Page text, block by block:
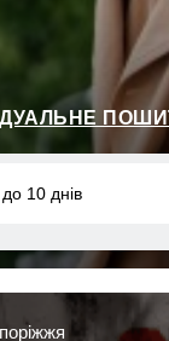
2 години, Хортиця
10 днів
10 днів
10 днів